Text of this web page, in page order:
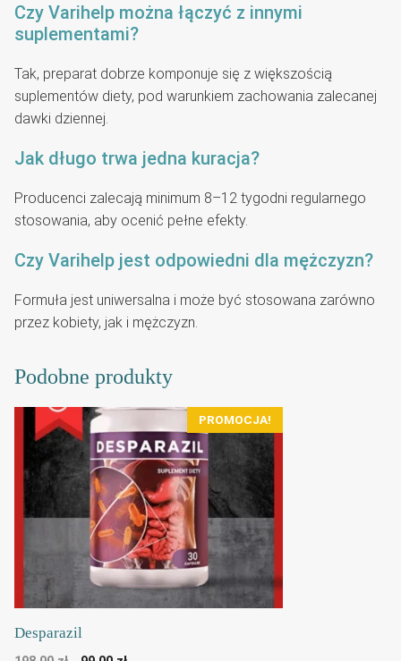
Czy Varihelp można łączyć z innymi
suplementami?
Tak, preparat dobrze komponuje się z większością
suplementów diety, pod warunkiem zachowania zalecanej
dawki dziennej.
Jak długo trwa jedna kuracja?
Producenci zalecają minimum 8–12 tygodni regularnego
stosowania, aby ocenić pełne efekty.
Czy Varihelp jest odpowiedni dla mężczyzn?
Formuła jest uniwersalna i może być stosowana zarówno
przez kobiety, jak i mężczyzn.
Podobne produkty
PROMOCJA!
Desparazil